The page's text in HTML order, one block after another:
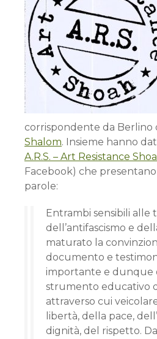
corrispondente da Berlino
Shalom. Insieme hanno
A.R.S. – Art Resistance
Facebook) che
parole:
Entrambi sensibili alle
dell’antifascismo e
maturato la
documento e
importante e dunque
strumento educativo
attraverso cui
libertà, della pace,
dignità, del rispetto.